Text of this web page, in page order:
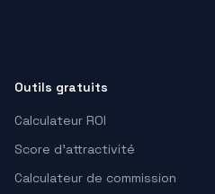
Outils gratuits
Calculateur ROI
Score d'attractivité
Calculateur de commission